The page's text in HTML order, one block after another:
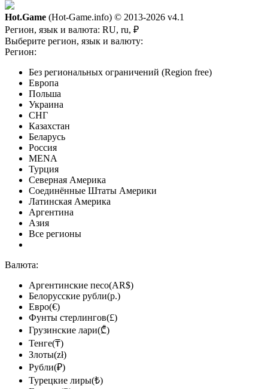
Hot.Game (Hot-Game.info) © 2013-2026 v4.1
Регион, язык и валюта: RU, ru, ₽
Выберите регион, язык и валюту:
Регион:
Без региональных ограничений (Region free)
Европа
Польша
Украина
СНГ
Казахстан
Беларусь
Россия
MENA
Турция
Северная Америка
Соединённые Штаты Америки
Латинская Америка
Аргентина
Азия
Все регионы
Валюта:
Аргентинские песо(AR$)
Белорусские рубли(р.)
Евро(€)
Фунты стерлингов(£)
Грузинские лари(₾)
Тенге(₸)
Злоты(zł)
Рубли(₽)
Турецкие лиры(₺)